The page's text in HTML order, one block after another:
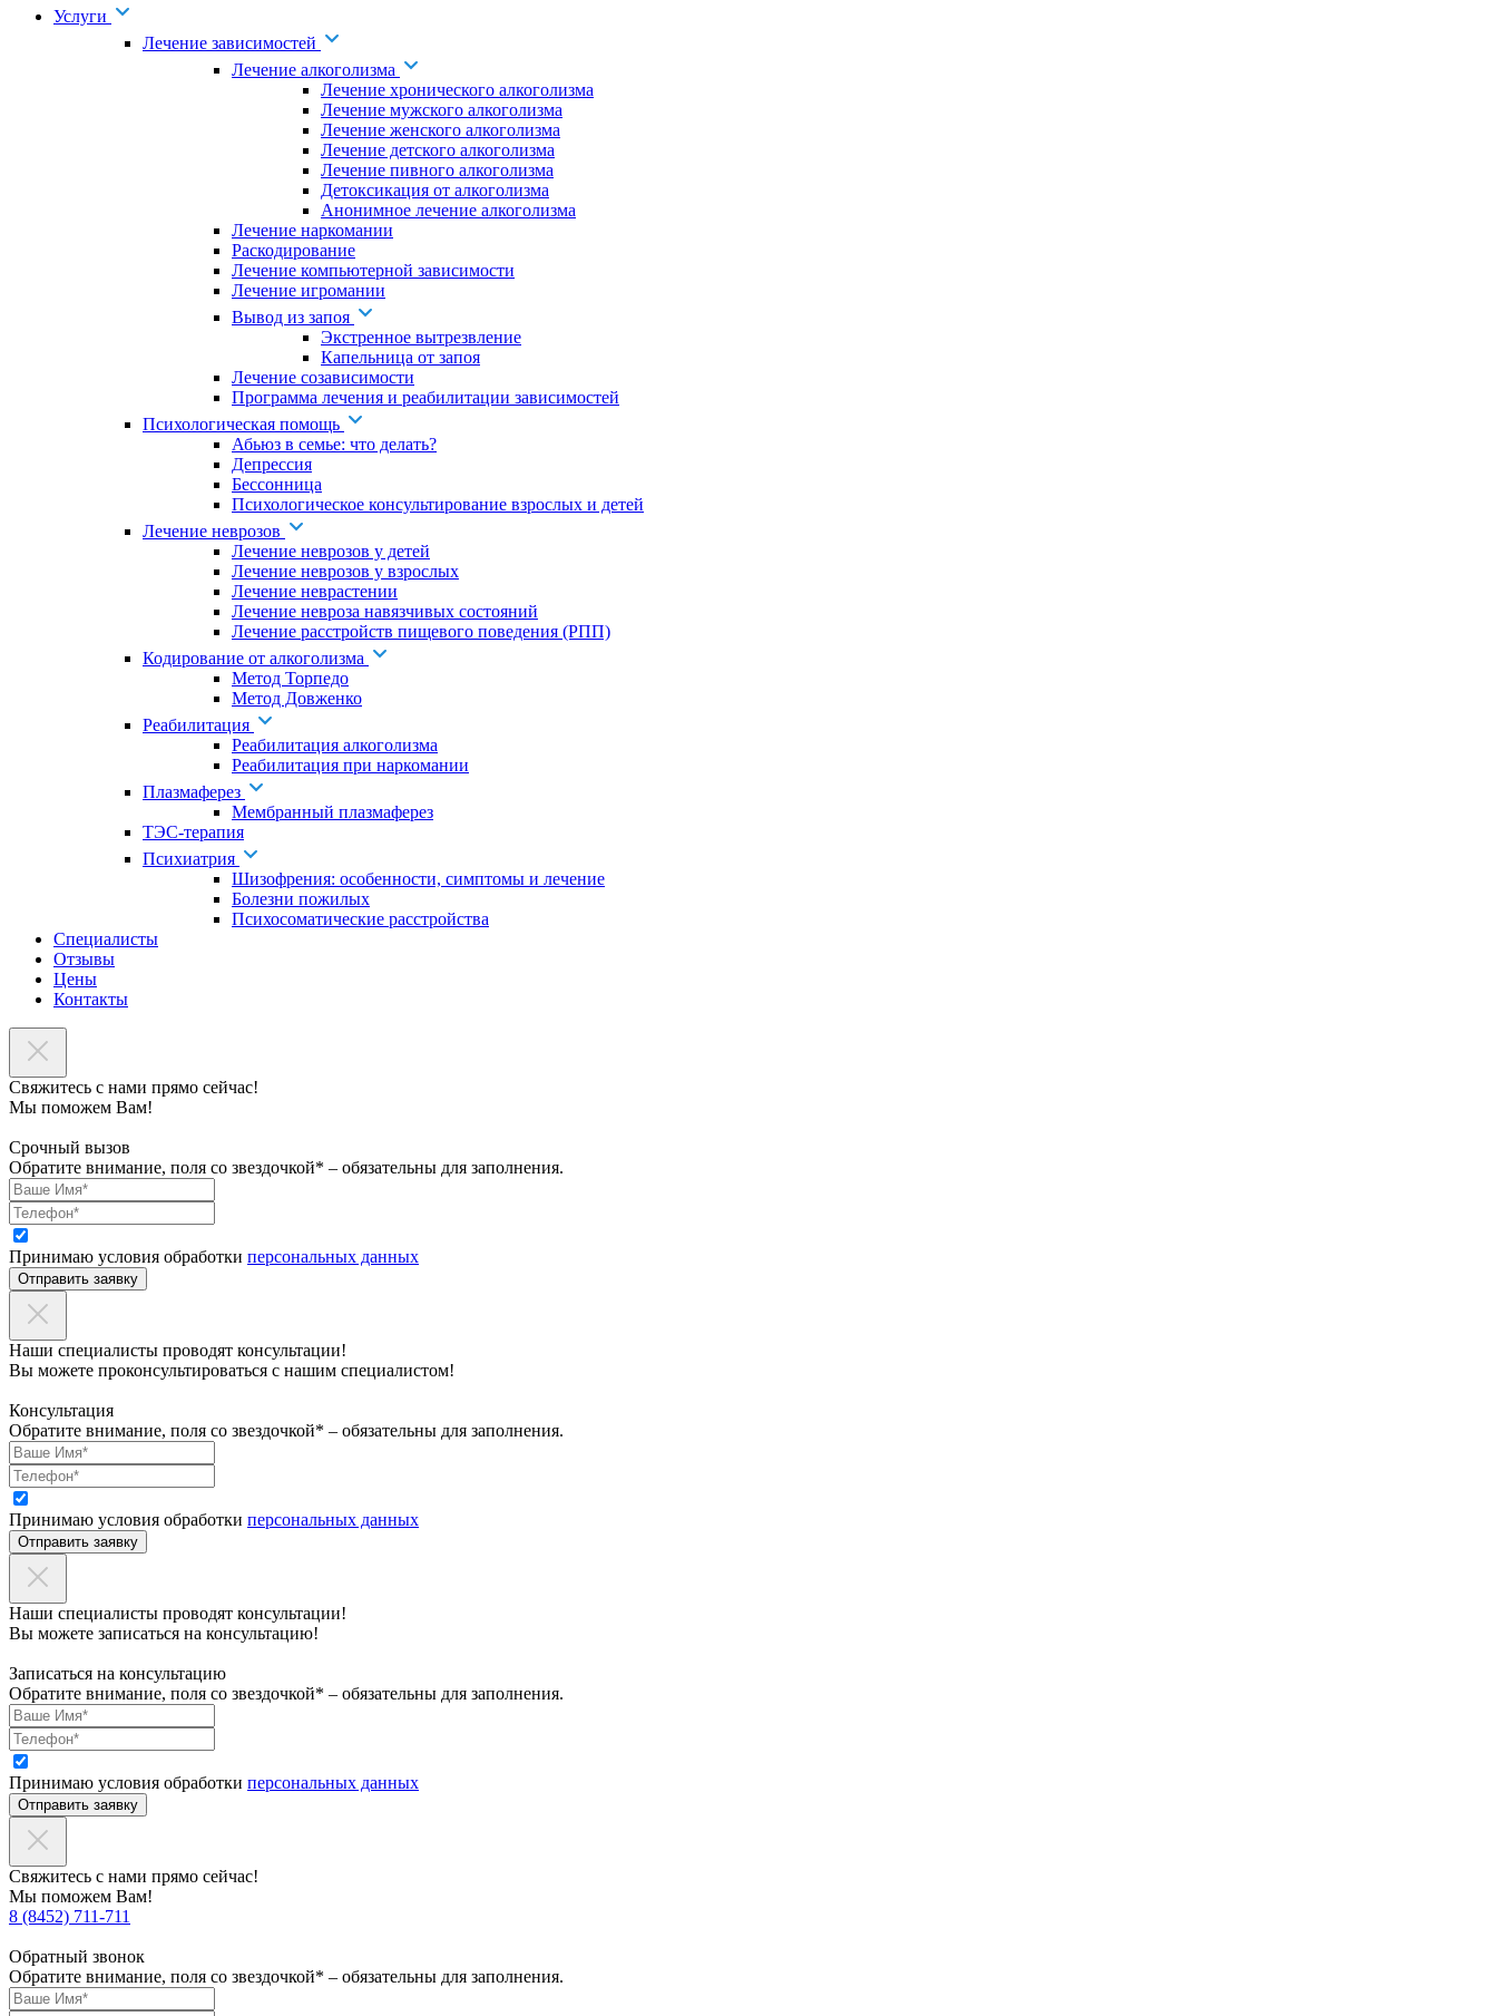
Услуги
Лечение зависимостей
Лечение алкоголизма
Лечение хронического алкоголизма
Лечение мужского алкоголизма
Лечение женского алкоголизма
Лечение детского алкоголизма
Лечение пивного алкоголизма
Детоксикация от алкоголизма
Анонимное лечение алкоголизма
Лечение наркомании
Раскодирование
Лечение компьютерной зависимости
Лечение игромании
Вывод из запоя
Экстренное вытрезвление
Капельница от запоя
Лечение созависимости
Программа лечения и реабилитации зависимостей
Психологическая помощь
Абьюз в семье: что делать?
Депрессия
Бессонница
Психологическое консультирование взрослых и детей
Лечение неврозов
Лечение неврозов у детей
Лечение неврозов у взрослых
Лечение неврастении
Лечение невроза навязчивых состояний
Лечение расстройств пищевого поведения (РПП)
Кодирование от алкоголизма
Метод Торпедо
Метод Довженко
Реабилитация
Реабилитация алкоголизма
Реабилитация при наркомании
Плазмаферез
Мембранный плазмаферез
ТЭС-терапия
Психиатрия
Шизофрения: особенности, симптомы и лечение
Болезни пожилых
Психосоматические расстройства
Специалисты
Отзывы
Цены
Контакты
Свяжитесь с нами прямо сейчас!
Мы поможем Вам!
Срочный вызов
Обратите внимание, поля со звездочкой* – обязательны для заполнения.
Принимаю условия обработки персональных данных
Отправить заявку
Наши специалисты проводят консультации!
Вы можете проконсультироваться с нашим специалистом!
Консультация
Обратите внимание, поля со звездочкой* – обязательны для заполнения.
Принимаю условия обработки персональных данных
Отправить заявку
Наши специалисты проводят консультации!
Вы можете записаться на консультацию!
Записаться на консультацию
Обратите внимание, поля со звездочкой* – обязательны для заполнения.
Принимаю условия обработки персональных данных
Отправить заявку
Свяжитесь с нами прямо сейчас!
Мы поможем Вам!
8 (8452) 711-711
Обратный звонок
Обратите внимание, поля со звездочкой* – обязательны для заполнения.